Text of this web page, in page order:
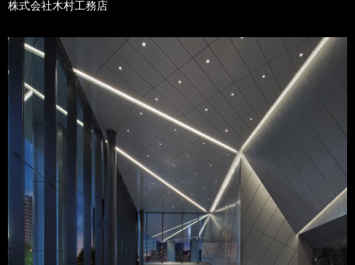
株式会社木村工務店